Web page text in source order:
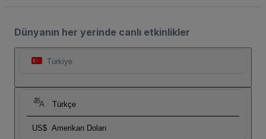
Dünyanın her yerinde canlı etkinlikler
Türkiye
Türkçe
US$ Amerikan Doları